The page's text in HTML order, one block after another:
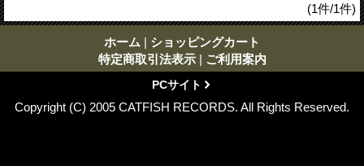
(1件/1件)
ホーム | ショッピングカート
特定商取引法表示 | ご利用案内
PCサイト
Copyright (C) 2005 CATFISH RECORDS. All Rights Reserved.